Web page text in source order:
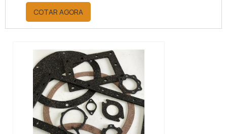
com a Kaelved Indústria e Comércio
alcançará assertividade com
comprometimento com o resultado
IMPORTANTES DE JUNTAS EM PTFEA
Kaelved Indústria e Comércio
objetiva seus reforços em
proporcionar uma estrutura com
escritório de alta qualidade onde são
realizadas as...
COTAR AGORA